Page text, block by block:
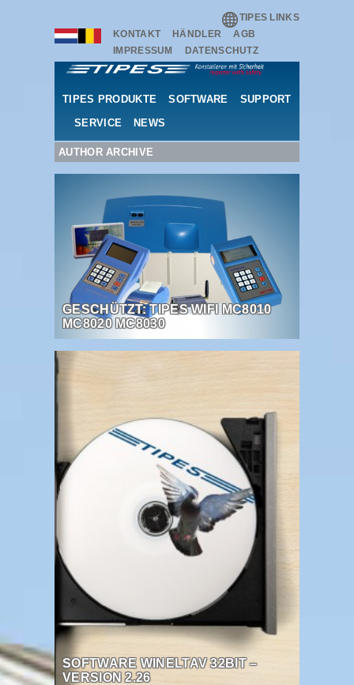
TIPES LINKS
KONTAKT
HÄNDLER
AGB
IMPRESSUM
DATENSCHUTZ
TIPES PRODUKTE SOFTWARE
SUPPORT
SERVICE
NEWS
AUTHOR ARCHIVE
GESCHÜTZT: TIPES WIFI MC8010
MC8020 MC8030
SOFTWARE WINELTAV 32BIT –
VERSION 2.26